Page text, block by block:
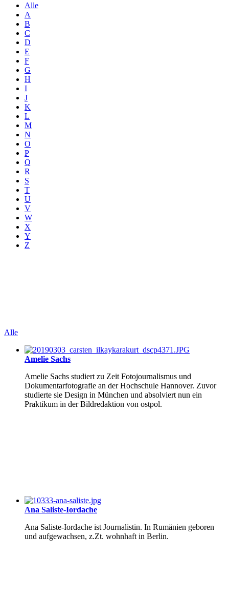
Alle
A
B
C
D
E
F
G
H
I
J
K
L
M
N
O
P
Q
R
S
T
U
V
W
X
Y
Z
Alle
Amelie Sachs
Amelie Sachs studiert zu Zeit Fotojournalismus und
Dokumentarfotografie an der Hochschule Hannover. Zuvor
studierte sie Design in München und absolviert nun ein
Praktikum in der Bildredaktion von ostpol.
Ana Saliste-Iordache
Ana Saliste-Iordache ist Journalistin. In Rumänien geboren
und aufgewachsen, z.Zt. wohnhaft in Berlin.